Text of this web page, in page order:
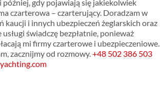
później, gdy pojawiają się jakiekolwiek
czarterowa – czarterujący. Doradzam w
kaucji i innych ubezpieczeń żeglarskich oraz
świadczę bezpłatnie, ponieważ
mi firmy czarterowe i ubezpieczeniowe.
zacznijmy od rozmowy.+48 502 386 503